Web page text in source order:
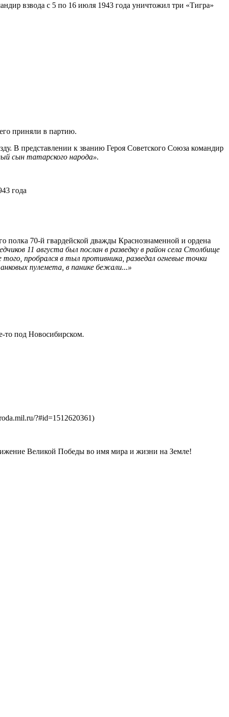
взвода с 5 по 16 июля 1943 года уничтожил три «Тигра»
приняли в партию.
В представлении к званию Героя Советского Союза командир
сын татарского народа».
года
полка 70-й гвардейской дважды Краснознаменной и ордена
11 августа был послан в разведку в район села Столбище
пробрался в тыл противника, разведал огневые точки
пулемета, в панике бежали...»
то под Новосибирском.
?#id=1512620361)
Великой Победы во имя мира и жизни на Земле!